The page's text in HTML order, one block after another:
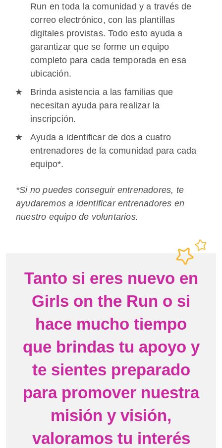
Run en toda la comunidad y a través de
correo electrónico, con las plantillas
digitales provistas. Todo esto ayuda a
garantizar que se forme un equipo
completo para cada temporada en esa
ubicación.
Brinda asistencia a las familias que
necesitan ayuda para realizar la
inscripción.
Ayuda a identificar de dos a cuatro
entrenadores de la comunidad para cada
equipo*.
*Si no puedes conseguir entrenadores, te
ayudaremos a identificar entrenadores en
nuestro equipo de voluntarios.
Tanto si eres nuevo en
Girls on the Run o si
hace mucho tiempo
que brindas tu apoyo y
te sientes preparado
para promover nuestra
misión y visión,
valoramos tu interés